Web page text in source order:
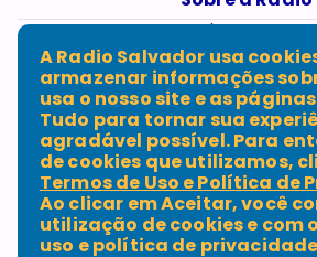
Fale conosco
Expediente
Política de
Termos de uso
Rua Numa Pompílio Bittencourt,
Pernambués CEP 41100-170,
(71) 3332-9230
A Radio Salvador usa
armazenar informações
usa o nosso site e as
Tudo para tornar sua
agradável possível. Para
de cookies que utilizamos,
Termos de Uso e Política de
Ao clicar emAceitar, você
utilização de cookies e com
uso e política de